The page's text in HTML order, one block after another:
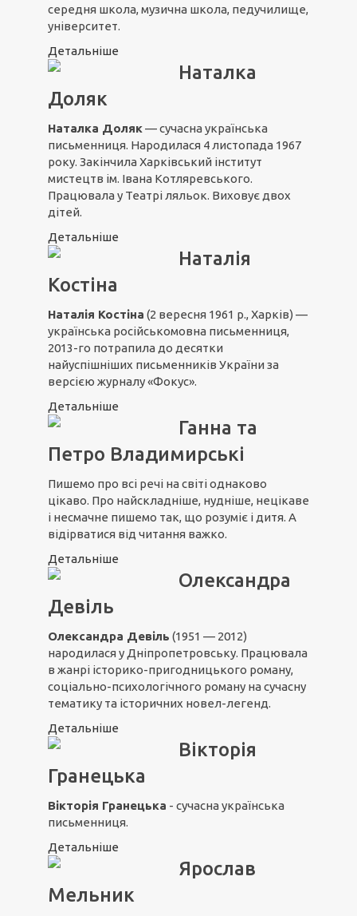
середня школа, музична школа, педучилище,
університет.
Детальніше
Наталка
Доляк
Наталка Доляк— сучасна українська
письменниця. Народилася 4 листопада 1967
року. Закінчила Харківський інститут
мистецтв ім. Івана Котляревського.
Працювала у Театрі ляльок. Виховує двох
дітей.
Детальніше
Наталія
Костіна
Наталія Костіна (2 вересня 1961 р., Харків) —
українська російськомовна письменниця,
2013-го потрапила до десятки
найуспішніших письменників України за
версією журналу «Фокус».
Детальніше
Ганна та
Петро Владимирські
Пишемо про всі речі на світі однаково
цікаво. Про найскладніше, нудніше, нецікаве
і несмачне пишемо так, що розуміє і дитя. А
відірватися від читання важко.
Детальніше
Олександра
Девіль
Олександра Девіль (1951 — 2012)
народилася у Дніпропетровську. Працювала
в жанрі історико-пригодницького роману,
соціально-психологічного роману на сучасну
тематику та історичних новел-легенд.
Детальніше
Вікторія
Гранецька
Вікторія Гранецька - сучасна українська
письменниця.
Детальніше
Ярослав
Мельник